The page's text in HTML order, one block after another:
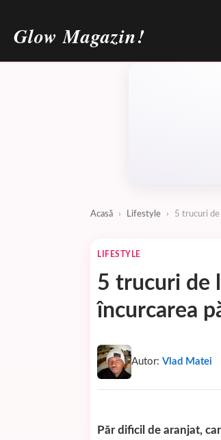
Glow Magazin!
Acasă › Lifestyle › 5 trucuri de
LIFESTYLE
5 trucuri de
încurcarea
Autor: Vlad Matei
Păr dificil de aranjat,